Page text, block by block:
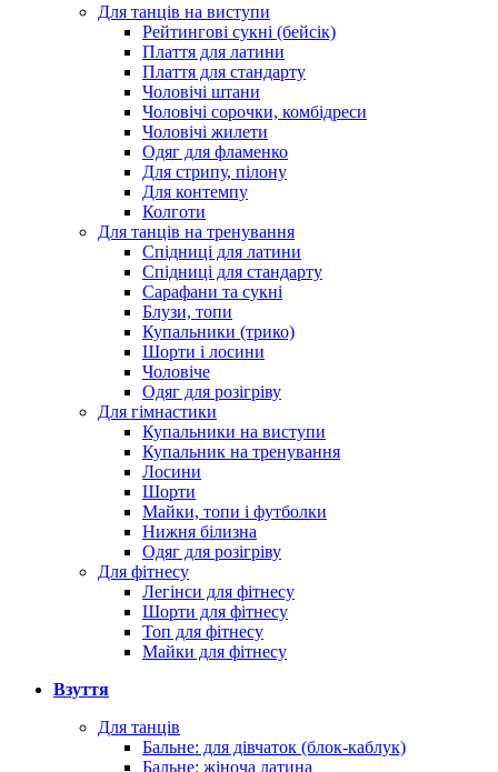
Для танців на виступи
Рейтингові сукні (бейсік)
Плаття для латини
Плаття для стандарту
Чоловічі штани
Чоловічі сорочки, комбідреси
Чоловічі жилети
Одяг для фламенко
Для стрипу, пілону
Для контемпу
Колготи
Для танців на тренування
Спідниці для латини
Спідниці для стандарту
Сарафани та сукні
Блузи, топи
Купальники (трико)
Шорти і лосини
Чоловіче
Одяг для розігріву
Для гімнастики
Купальники на виступи
Купальник на тренування
Лосини
Шорти
Майки, топи і футболки
Нижня білизна
Одяг для розігріву
Для фітнесу
Легінси для фітнесу
Шорти для фітнесу
Топ для фітнесу
Майки для фітнесу
Взуття
Для танців
Бальне: для дівчаток (блок-каблук)
Бальне: жіноча латина